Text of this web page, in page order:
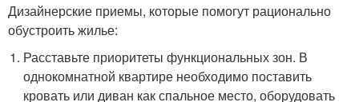
Дизайнерские приемы, которые помогут рационально
обустроить жилье:
Расставьте приоритеты функциональных зон. В
однокомнатной квартире необходимо поставить
кровать или диван как спальное место, оборудовать